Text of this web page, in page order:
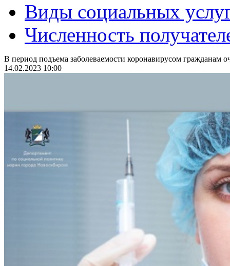
Виды социальных
Численность
В период подъема заболеваемости коронавирусом гражданам
14.02.2023 10:00